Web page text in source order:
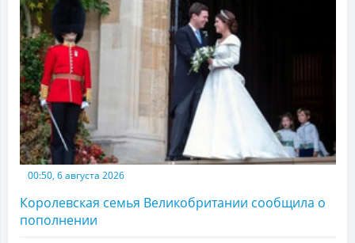
00:50, 6 августа 2026
Королевская семья Великобритании сообщила о
пополнении